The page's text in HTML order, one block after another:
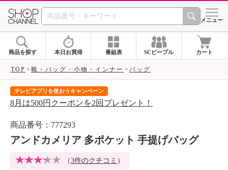
SHOP CHANNEL シメニュー
商品を探す 本日お買得 番組表 SCピープル カート
TOP 靴・バッグ・小物・インナー バッグ
テレビアプリを使おうキャンペーン
8月は500円クーポンを2回プレゼント！
商品番号：777293
アンドカメリア 多ポケット 手提げバッグ
（3件のクチコミ ）